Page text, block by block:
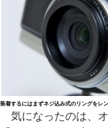
装着するにはまずネジ込み式のリングをレ
気になったのは、